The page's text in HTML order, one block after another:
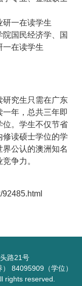
研一在读学生
国民经济学、国
一在读学生
研究生只需在广东
年，总共三年即
位。学生不仅节省
修读硕士学位的学
公认的澳洲知名
争力。
路21号
84095909（学位）
rights reserved.